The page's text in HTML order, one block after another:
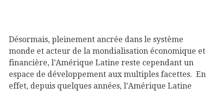
Désormais, pleinement ancrée dans le système
monde et acteur de la mondialisation économique et
financière, l’Amérique Latine reste cependant un
espace de développement aux multiples facettes. En
effet, depuis quelques années, l’Amérique Latine